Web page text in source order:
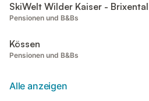
SkiWelt Wilder Kaiser - Brixental
Pensionen und B&Bs
Kössen
Pensionen und B&Bs
Alle anzeigen